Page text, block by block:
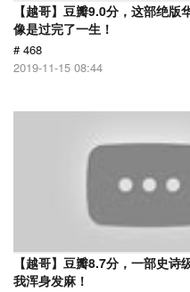
【越哥】豆瓣9.0分，这部绝版
像是过完了一生！
# 468
2019-11-15 08:44
【越哥】豆瓣8.7分，一部史诗
我浑身发麻！